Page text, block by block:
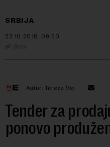
SRBIJA
22.10.2018. 09:50
Beta
Autor: Tereza Mej
Tender za
ponovo